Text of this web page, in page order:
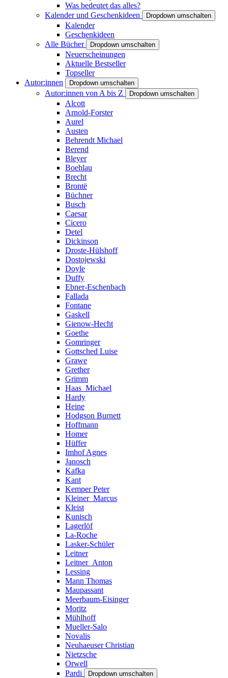
Was bedeutet das alles?
Kalender und Geschenkideen
Dropdown umschalten
Kalender
Geschenkideen
Alle Bücher
Dropdown umschalten
Neuerscheinungen
Aktuelle Bestseller
Topseller
Autor:innen
Dropdown umschalten
Autor:innen von A bis Z Dropdown umschalten
Alcott
Arnold-Forster
Aurel
Austen
Behrendt Michael
Berend
Bleyer
Boehlau
Brecht
Brontë
Büchner
Busch
Caesar
Cicero
Detel
Dickinson
Droste-Hülshoff
Dostojewski
Doyle
Duffy
Ebner-Eschenbach
Fallada
Fontane
Gaskell
Gienow-Hecht
Goethe
Gomringer
Gottsched Luise
Grawe
Grether
Grimm
Haas_Michael
Hardy
Heine
Hodgson Burnett
Hoffmann
Homer
Hüffer
Imhof Agnes
Janosch
Kafka
Kant
Kemper Peter
Kleiner_Marcus
Kleist
Kunisch
Lagerlöf
La-Roche
Lasker-Schüler
Leitner
Leitner_Anton
Lessing
Mann Thomas
Maupassant
Meerbaum-Eisinger
Moritz
Mühlhoff
Mueller-Salo
Novalis
Neuhaeuser Christian
Nietzsche
Orwell
Pardi
Dropdown umschalten